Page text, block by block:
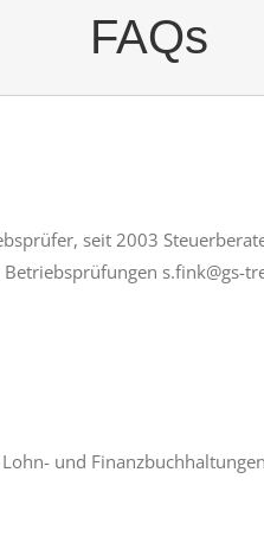
FAQs
seit 2003
s.fink@gs-
und